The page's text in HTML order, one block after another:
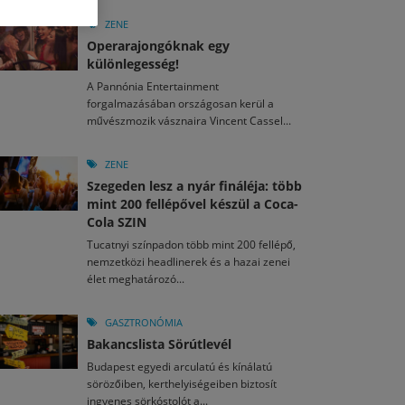
Nemzetközi Filmfesztiválon mutatkozik be
angol nyelvű filmje, a Jegyzeteim a Marsról
mozikban a Momo
ezer látogató, 40 helyszín, 4300 program –
így festett az idei Művészetek Völgye
el a gyereket!
egy mese: 30 napos mesekihívást indít a Libri
2026. MÁJ. 11.
László kapta az Artisjus Irodalmi Nagydíjat
ZENE
Operarajongóknak egy
különlegesség!
A Pannónia Entertainment
forgalmazásában országosan kerül a
művészmozik vásznaira Vincent Cassel...
ZENE
Szegeden lesz a nyár fináléja: több
mint 200 fellépővel készül a Coca-
Cola SZIN
Tucatnyi színpadon több mint 200 fellépő,
nemzetközi headlinerek és a hazai zenei
élet meghatározó...
GASZTRONÓMIA
Bakancslista Sörútlevél
Budapest egyedi arculatú és kínálatú
sörözőiben, kerthelyiségeiben biztosít
ingyenes sörkóstolót a...